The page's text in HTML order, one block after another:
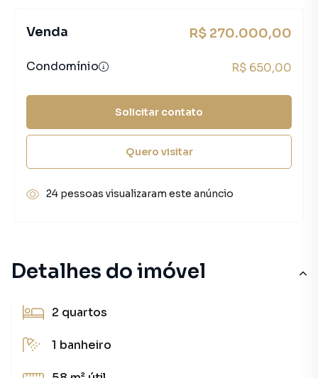
Detalhes do imóvel
2 quartos
1 banheiro
Venda R$ 270.000,00
Condomínio R$ 650,00
Solicitar contato
Quero visitar
24 pessoas visualizaram este anúncio